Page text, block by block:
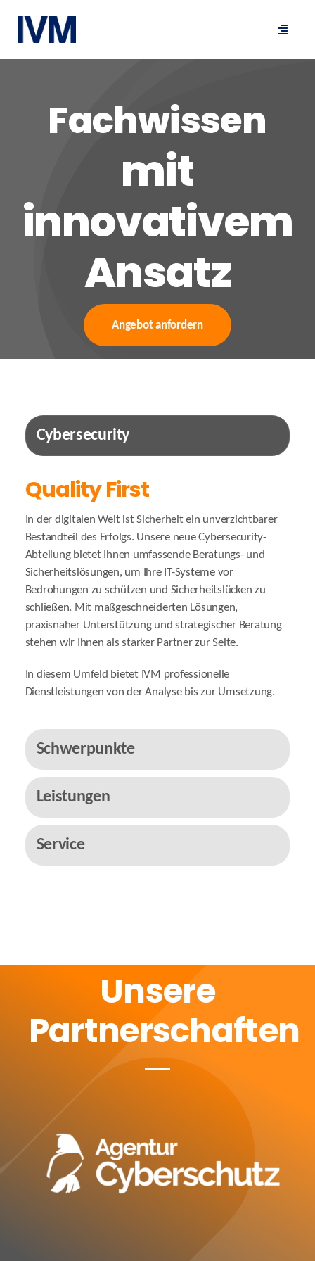
content
Toggle
Fachwissen
mit
innovativem
Ansatz
Angebot anfordern
Cybersecurity
Quality First
In der digitalen Welt ist Sicherheit ein unverzichtbarer
Bestandteil des Erfolgs. Unsere neue Cybersecurity-
Abteilung bietet Ihnen umfassende Beratungs- und
Sicherheitslösungen, um Ihre IT-Systeme vor
Bedrohungen zu schützen und Sicherheitslücken zu
schließen. Mit maßgeschneiderten Lösungen,
praxisnaher Unterstützung und strategischer Beratung
stehen wir Ihnen als starker Partner zur Seite.
In diesem Umfeld bietet IVM professionelle
Dienstleistungen von der Analyse bis zur Umsetzung.
Schwerpunkte
Leistungen
Service
Unsere
Partnerschaften